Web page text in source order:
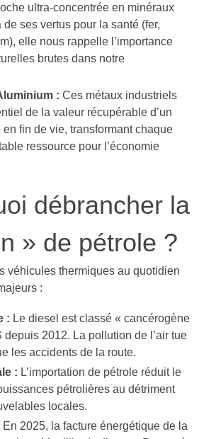
ultra-concentrée en minéraux
ses vertus pour la santé (fer,
elle nous rappelle l’importance
brutes dans notre
: Ces métaux industriels
de la valeur récupérable d’un
fin de vie, transformant chaque
ressource pour l’économie
débrancher la
» de pétrole ?
véhicules thermiques au quotidien
:
: Le diesel est classé « cancérogène
depuis 2012. La pollution de l’air tue
les accidents de la route.
: L’importation de pétrole réduit le
pétrolières au détriment
locales.
En 2025, la facture énergétique de la